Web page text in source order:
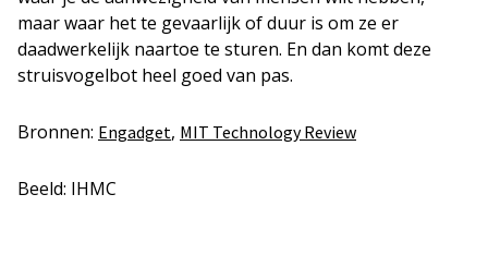
maar waar het te gevaarlijk of duur is om ze er
daadwerkelijk naartoe te sturen. En dan komt deze
struisvogelbot heel goed van pas.
Bronnen: Engadget, MIT Technology Review
Beeld: IHMC